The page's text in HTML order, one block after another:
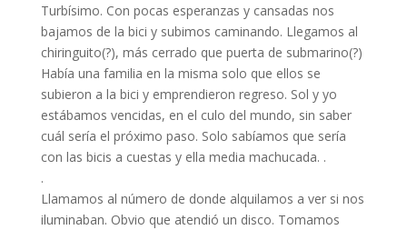
Turbísimo. Con pocas esperanzas y cansadas nos
bajamos de la bici y subimos caminando. Llegamos al
chiringuito(?), más cerrado que puerta de submarino(?)
Había una familia en la misma solo que ellos se
subieron a la bici y emprendieron regreso. Sol y yo
estábamos vencidas, en el culo del mundo, sin saber
cuál sería el próximo paso. Solo sabíamos que sería
con las bicis a cuestas y ella media machucada. .
.
Llamamos al número de donde alquilamos a ver si nos
iluminaban. Obvio que atendió un disco. Tomamos